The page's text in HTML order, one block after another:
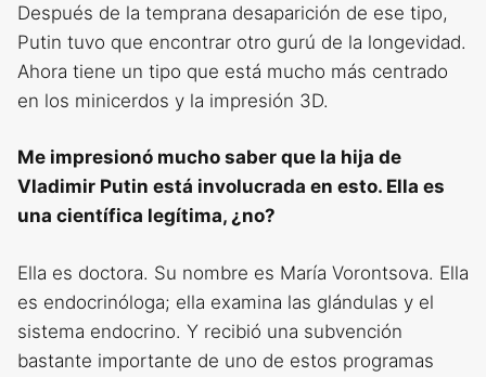
Después de la temprana desaparición de ese tipo,
Putin tuvo que encontrar otro gurú de la longevidad.
Ahora tiene un tipo que está mucho más centrado
en los minicerdos y la impresión 3D.
Me impresionó mucho saber que la hija de
Vladimir Putin está involucrada en esto. Ella es
una científica legítima, ¿no?
Ella es doctora. Su nombre es María Vorontsova. Ella
es endocrinóloga; ella examina las glándulas y el
sistema endocrino. Y recibió una subvención
bastante importante de uno de estos programas